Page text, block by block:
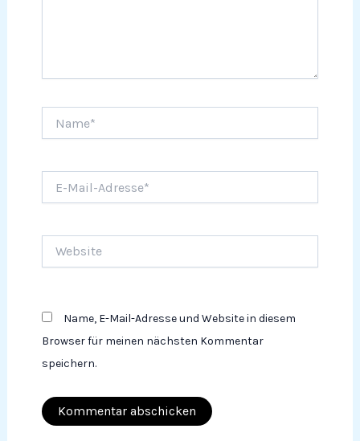
Mail-
Name, E-Mail-Adresse und Website in diesem
Browser für meinen nächsten Kommentar
speichern.